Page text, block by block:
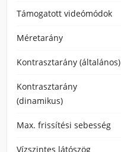
Támogatott videómódok
Méretarány
Kontrasztarány (általános)
Kontrasztarány
(dinamikus)
Max. frissítési sebesség
Vízszintes látószög